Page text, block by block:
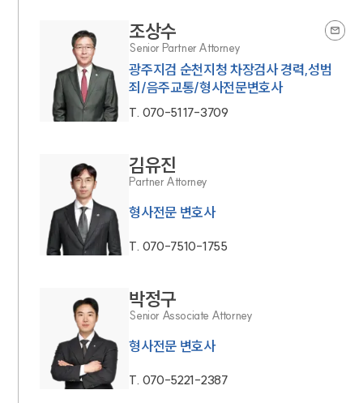
조상수
Senior Partner Attorney
광주지검 순천지청 차장검사 경력,성범
죄/음주교통/형사전문변호사
T. 070-5117-3709
김유진
Partner Attorney
형사전문 변호사
T. 070-7510-1755
박정구
Senior Associate Attorney
형사전문 변호사
T. 070-5221-2387